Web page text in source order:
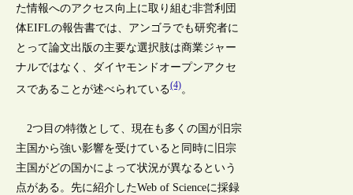
た情報へのアクセス向上に取り組む非営利団
体EIFLの報告書では、アンゴラでも研究者に
とって論文出版の主要な選択肢は商業ジャー
ナルではなく、ダイヤモンドオープンアクセ
スであることが述べられている(4)。
2つ目の特徴として、現在も多くの国が旧宗
主国から強い影響を受けていると同時に旧宗
主国がどの国かによって状況が異なるという
点がある。先に紹介したWeb of Scienceに採録